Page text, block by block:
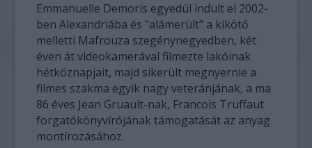
Emmanuelle Demoris egyedül indult el 2002-
ben Alexandriába és "alámerült" a kikötő
melletti Mafrouza szegénynegyedben, két
éven át videokamerával filmezte lakóinak
hétköznapjait, majd sikerült megnyernie a
filmes szakma egyik nagy veteránjának, a ma
86 éves Jean Gruault-nak, Francois Truffaut
forgatókönyvírójának támogatását az anyag
montírozásához.